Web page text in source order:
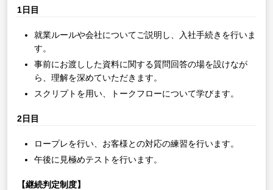
1日目
就業ルールや会社についてご説明し、入社手続きを行いま
す。
事前にお渡しした資料に関する質問回答の場を設けなが
ら、理解を深めていただきます。
スクリプトを用い、トークフローについて学びます。
2日目
ロープレを行い、お客様との対応の練習を行います。
午後に見極めテストを行います。
【継続判定制度】